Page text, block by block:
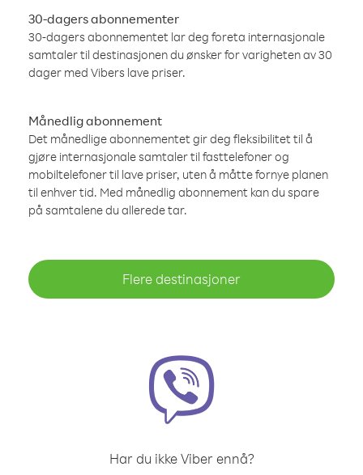
30-dagers abonnementer
30-dagers abonnementet lar deg foreta internasjonale
samtaler til destinasjonen du ønsker for varigheten av 30
dager med Vibers lave priser.
Månedlig abonnement
Det månedlige abonnementet gir deg fleksibilitet til å
gjøre internasjonale samtaler til fasttelefoner og
mobiltelefoner til lave priser, uten å måtte fornye planen
til enhver tid. Med månedlig abonnement kan du spare
på samtalene du allerede tar.
Flere destinasjoner
Har du ikke Viber ennå?